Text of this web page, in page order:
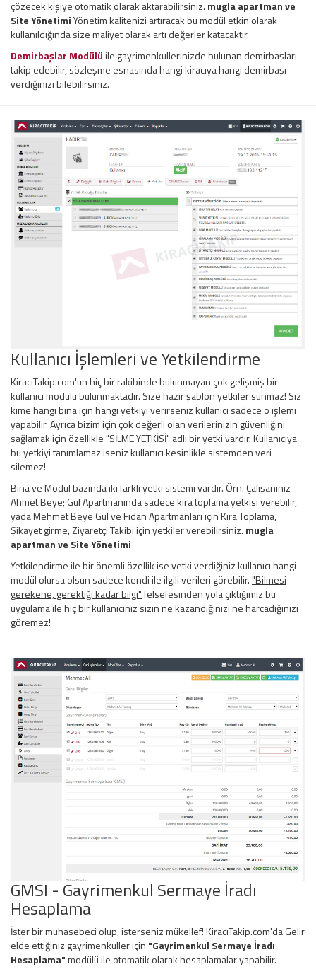
çözecek kişiye otomatik olarak aktarabilirsiniz. mugla apartman ve
Site YönetimiYönetim kalitenizi artıracak bu modül etkin olarak
kullanıldığında size maliyet olarak artı değerler katacaktır.
Demirbaşlar Modülüile gayrimenkullerinizde bulunan demirbaşları
takip edebilir, sözleşme esnasında hangi kiracıya hangi demirbaşı
verdiğinizi bilebilirsiniz.
Kullanıcı İşlemleri ve Yetkilendirme
KiracıTakip.com'un hiç bir rakibinde bulunmayan çok gelişmiş bir
kullanıcı modülü bulunmaktadır. Size hazır şablon yetkiler sunmaz! Siz
kime hangi bina için hangi yetkiyi verirseniz kullanıcı sadece o işlemi
yapabilir. Ayrıca bizim için çok değerli olan verilerinizin güvenliğini
sağlamak için özellikle "SİLME YETKİSİ" adlı bir yetki vardır. Kullanıcıya
bu yetkiyi tanımlamaz iseniz kullanıcı kesinlikle sistemden veri
silemez!
Bina ve Modül bazında iki farklı yetki sistemi vardır. Örn. Çalışanınız
Ahmet Beye; Gül Apartmanında sadece kira toplama yetkisi verebilir,
yada Mehmet Beye Gül ve Fidan Apartmanları için Kira Toplama,
Şikayet girme, Ziyaretçi Takibi için yetkiler verebilirsiniz. mugla
apartman ve Site Yönetimi
Yetkilendirme ile bir önemli özellik ise yetki verdiğiniz kullanıcı hangi
modül olursa olsun sadece kendi ile ilgili verileri görebilir."Bilmesi
gerekene, gerektiği kadar bilgi"felsefesinden yola çıktığımız bu
uygulama ile hiç bir kullanıcınız sizin ne kazandığınızı ne harcadığınızı
göremez!
GMSI - Gayrimenkul Sermaye İradı
Hesaplama
İster bir muhasebeci olup, isterseniz mükellef! KiracıTakip.com'da Gelir
elde ettiğiniz gayrimenkuller için "Gayrimenkul Sermaye İradı
Hesaplama"modülü ile otomatik olarak hesaplamalar yapabilir.